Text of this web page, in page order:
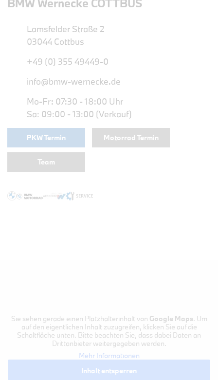
BMW Wernecke COTTBUS
Lamsfelder Straße 2
03044 Cottbus
+49 (0) 355 49449-0
info@bmw-wernecke.de
Mo-Fr: 07:30 - 18:00 Uhr
Sa: 09:00 - 13:00 (Verkauf)
PKW Termin Motorrad Termin
Team
Sie sehen gerade einen Platzhalterinhalt von Google Maps. Um
auf den eigentlichen Inhalt zuzugreifen, klicken Sie auf die
Schaltfläche unten. Bitte beachten Sie, dass dabei Daten an
Drittanbieter weitergegeben werden.
Mehr Informationen
Inhalt entsperren